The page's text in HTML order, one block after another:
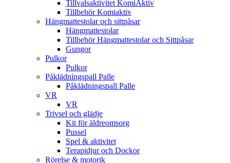
Tillvalsaktivitet KomiAktiv
Tillbehör Komiaktiv
Hängmattestolar och sittpåsar
Hängmattestolar
Tillbehör Hängmattestolar och Sittpåsar
Gungor
Pulkor
Pulkor
Påklädningspall Palle
Påklädningspall Palle
VR
VR
Trivsel och glädje
Kit för äldreomsorg
Pussel
Spel & aktivitet
Terapidjur och Dockor
Rörelse & motorik